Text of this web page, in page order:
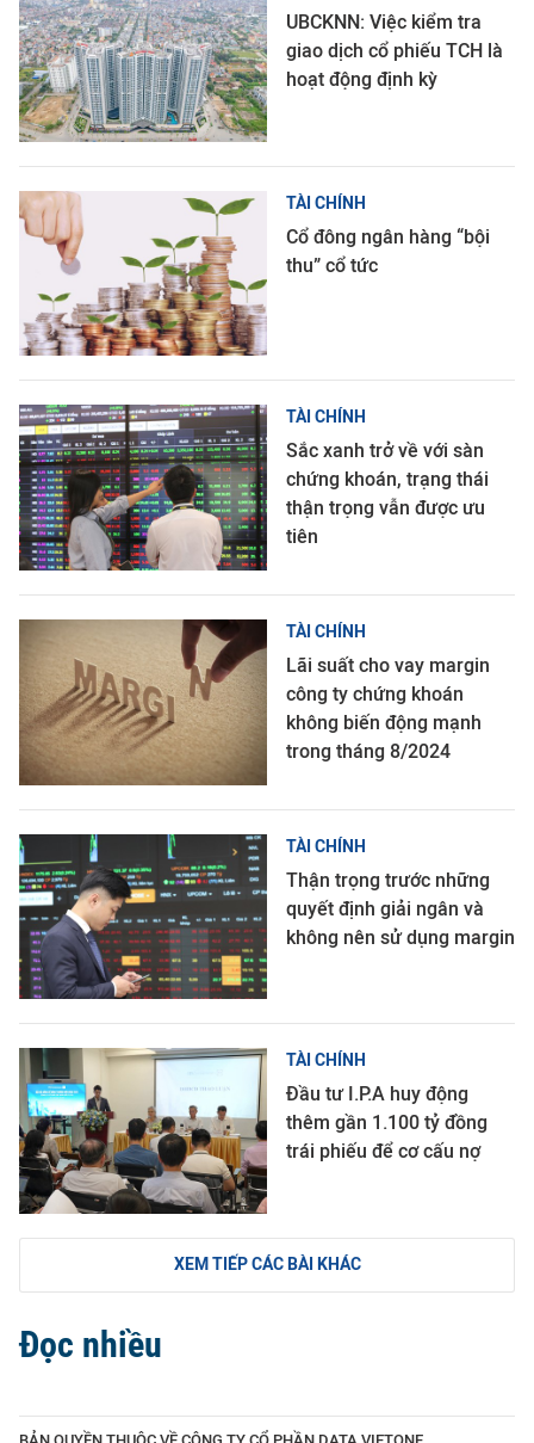
UBCKNN: Việc kiểm tra
giao dịch cổ phiếu TCH là
hoạt động định kỳ
TÀI CHÍNH
Cổ đông ngân hàng “bội
thu” cổ tức
TÀI CHÍNH
Sắc xanh trở về với sàn
chứng khoán, trạng thái
thận trọng vẫn được ưu
tiên
TÀI CHÍNH
Lãi suất cho vay margin
công ty chứng khoán
không biến động mạnh
trong tháng 8/2024
TÀI CHÍNH
Thận trọng trước những
quyết định giải ngân và
không nên sử dụng margin
TÀI CHÍNH
Đầu tư I.P.A huy động
thêm gần 1.100 tỷ đồng
trái phiếu để cơ cấu nợ
XEM TIẾP CÁC BÀI KHÁC
Đọc nhiều